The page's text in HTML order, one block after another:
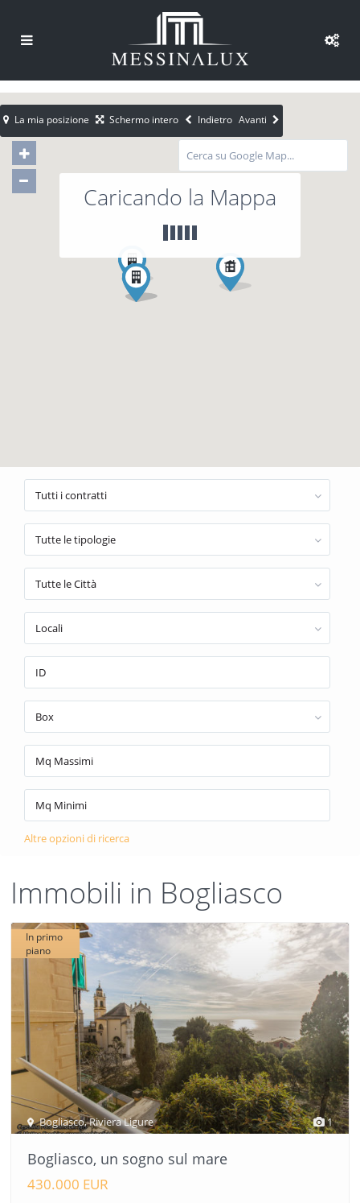
Caricando la Mappa
La mia posizione Schermo intero Indietro Avanti
Tutti i contratti
Tutte le tipologie
Tutte le Città
Locali
Box
Altre opzioni di ricerca
Immobili in Bogliasco
1
Bogliasco,Riviera Ligure
In primo
piano
Bogliasco, un sogno sul mare
430.000 EUR